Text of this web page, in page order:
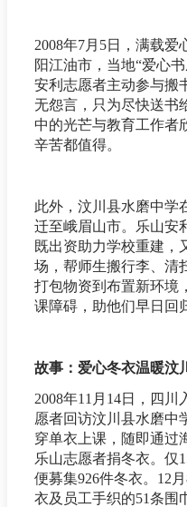
2008年7月5日，满载
阳江油市，当地“爱心
安利志愿者主动参与搬
无怨言，只为尽快送书
中的光芒与教育工作者
辛苦都值得。
此外，汶川县水磨中学
迁至峨眉山市。乐山安
既出资助力学校重建，
场，帮师生搬行李、清
打包物资到布置新环境
课障碍，助他们早日回
故事：爱心冬衣温暖汶
2008年11月14日，四
愿者回访汶川县水磨中
穿单衣上课，随即通过
乐山志愿者捐冬衣。仅
便募集926件冬衣。12
衣及员工手织的51条围